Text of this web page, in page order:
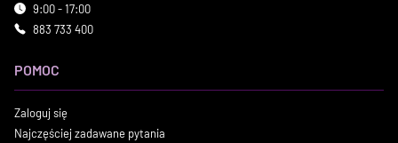
9:00 - 17:00
883 733 400
POMOC
Zaloguj się
Najczęściej zadawane pytania